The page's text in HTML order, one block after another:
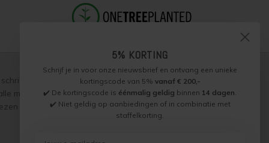
toestemming, over te nemen, te vermenigvuldigen of
met ons gesloten overeenkomsten gelden onzegarantie,
worden naar beste weten verstrekt, toepassing is altijd op
5% KORTING
Schrijf je in voor onze nieuwsbrief en ontvang een unieke
kortingscode van 5% vanaf € 200,-
✔️ De kortingscode is éénmalig geldig binnen 14 dagen.
✔️ Niet geldig op aanbiedingen of in combinatie met
staffelkorting.